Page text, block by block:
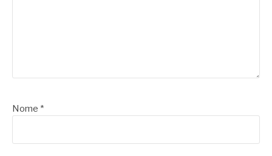
Nome *